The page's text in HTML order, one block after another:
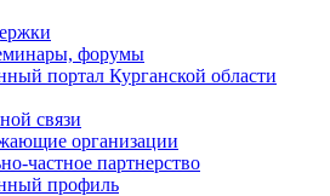
форумы
портал Курганской области
связи
организации
частное партнерство
профиль